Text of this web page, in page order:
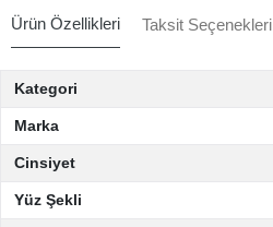
Ürün Özellikleri Taksit Seçenekleri
Kategori
Marka
Cinsiyet
Yüz Şekli